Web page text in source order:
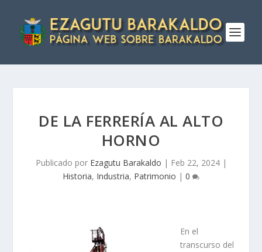
DE LA FERRERÍ­A AL ALTO
HORNO
Publicado por Ezagutu Barakaldo | Feb 22, 2024|
Historia, Industria, Patrimonio | 0
En el
transcurso del